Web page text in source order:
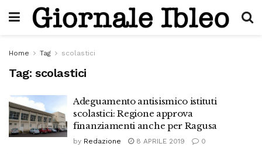
Home Tag scolastici
Tag: scolastici
Adeguamento antisismico istituti
scolastici: Regione approva
finanziamenti anche per Ragusa
by Redazione 8 APRILE 2019 0